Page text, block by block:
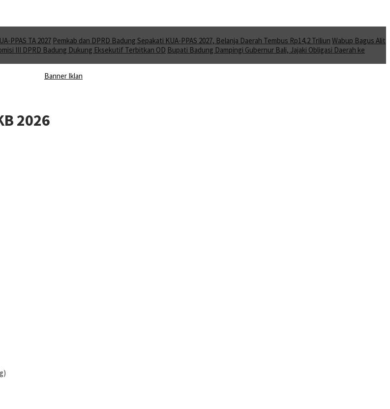
PPAS TA 2027 Pemkab dan DPRD Badung Sepakati KUA-PPAS 2027, Belanja Daerah Tembus Rp14,2 Triliun Wabup Bagus Alit
III DPRD Badung Dukung Eksekutif Terbitkan OD Bupati Badung Dampingi Gubernur Bali, Jajaki Obligasi Daerah ke
2026